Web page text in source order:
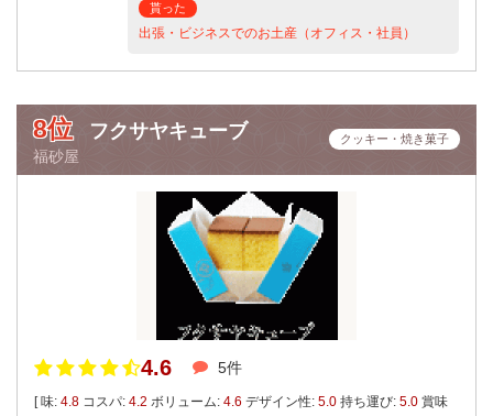
貰った
出張・ビジネスでのお土産（オフィス・社員）
8位 フクサヤキューブ
福砂屋
クッキー・焼き菓子
4.6 5件
[ 味: 4.8 コスパ: 4.2 ボリューム: 4.6 デザイン性: 5.0 持ち運び: 5.0 賞味